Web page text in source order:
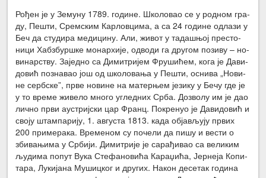
Ро­ђен је у Зе­му­ну 1789. го­ди­не. Шко­ло­вао се у род­ном гра­
ду, Пе­шти, Срем­ским Кар­лов­ци­ма, а са 24 го­ди­не од­ла­зи у
Беч да сту­ди­ра ме­ди­ци­ну. Али, жи­вот у та­да­шњој пре­сто­
ни­ци Хаб­збур­шке мо­нар­хи­је, од­во­ди га дру­гом по­зи­ву – но­
ви­нар­ству. За­јед­но са Ди­ми­три­јем Фру­ши­ћем, ко­га је Да­ви­
до­вић по­зна­вао још од шко­ло­ва­ња у Пе­шти, осни­ва „Но­ви­
не серб­ске”, пр­ве но­ви­не на ма­тер­њем је­зи­ку у Бе­чу где је
у то вре­ме жи­ве­ло мно­го углед­них Ср­ба. До­зво­лу им је дао
лич­но пр­ви аустриј­ски цар Франц. По­кре­нуо је Да­ви­до­вић и
сво­ју штам­па­ри­ју, 1. ав­гу­ста 1813. ка­да об­ја­вљу­ју пр­вих
200 при­ме­ра­ка. Вре­ме­ном су по­че­ли да пи­шу и ве­сти о
зби­ва­њи­ма у Ср­би­ји. Ди­ми­три­је је са­ра­ђи­вао са ве­ли­ким
љу­ди­ма по­пут Ву­ка Сте­фа­но­ви­ћа Ка­ра­џи­ћа, Јер­не­ја Ко­пи­
та­ра, Лу­ки­ја­на Му­шиц­ког и дру­гих. На­кон де­се­так го­ди­на